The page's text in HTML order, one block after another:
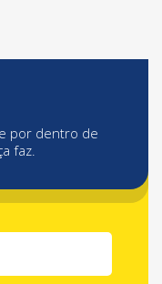
por dentro de
faz.